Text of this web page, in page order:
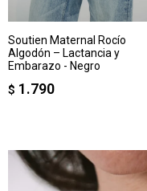
Soutien Maternal Rocío
Algodón – Lactancia y
Embarazo - Negro
$ 1.790